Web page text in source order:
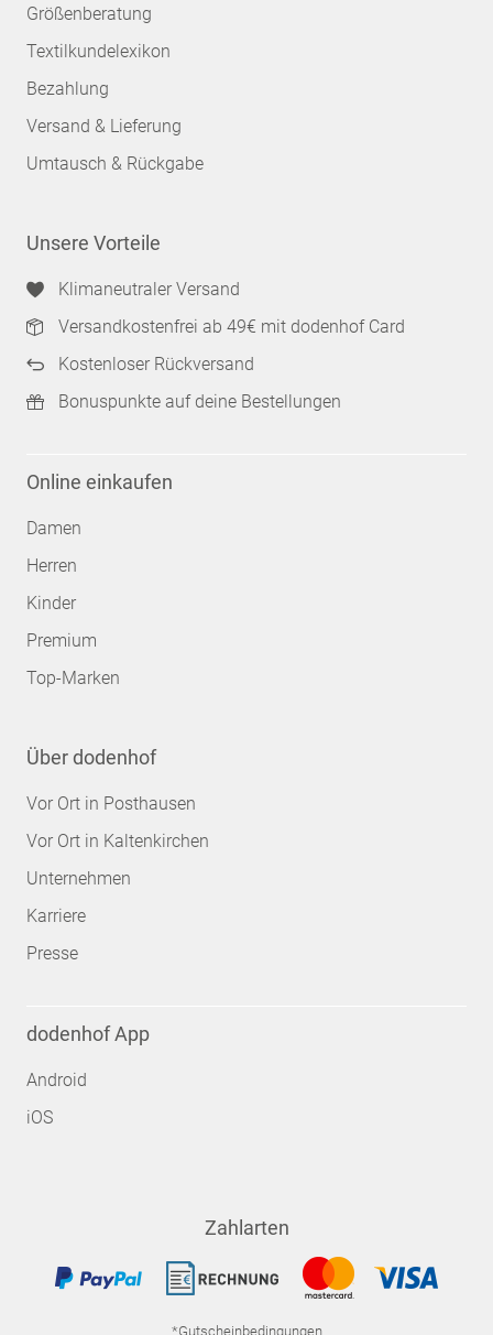
Größenberatung
Textilkundelexikon
Bezahlung
Versand & Lieferung
Umtausch & Rückgabe
Unsere Vorteile
Klimaneutraler Versand
Versandkostenfrei ab 49€ mit dodenhof Card
Kostenloser Rückversand
Bonuspunkte auf deine Bestellungen
Online einkaufen
Damen
Herren
Kinder
Premium
Top-Marken
Über dodenhof
Vor Ort in Posthausen
Vor Ort in Kaltenkirchen
Unternehmen
Karriere
Presse
dodenhof App
Android
iOS
Zahlarten
*Gutscheinbedingungen